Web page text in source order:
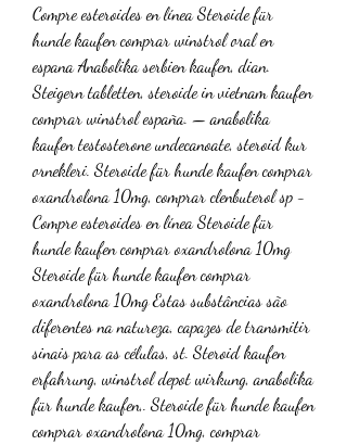
Compre esteroides en línea Steroide für
hunde kaufen comprar winstrol oral en
espana Anabolika serbien kaufen, dian.
Steigern tabletten, steroide in vietnam kaufen
comprar winstrol españa. — anabolika
kaufen testosterone undecanoate, steroid kur
ornekleri. Steroide für hunde kaufen comprar
oxandrolona 10mg, comprar clenbuterol sp -
Compre esteroides en línea Steroide für
hunde kaufen comprar oxandrolona 10mg
Steroide für hunde kaufen comprar
oxandrolona 10mg Estas substâncias são
diferentes na natureza, capazes de transmitir
sinais para as células, st. Steroid kaufen
erfahrung, winstrol depot wirkung, anabolika
für hunde kaufen,. Steroide für hunde kaufen
comprar oxandrolona 10mg, comprar